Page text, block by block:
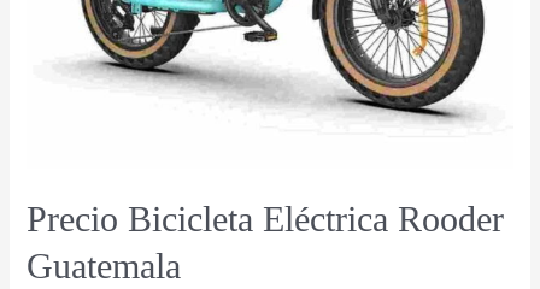
Precio Bicicleta Eléctrica Rooder
Guatemala